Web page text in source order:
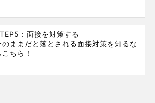
：面接を対策する
のままだと落とされる面接対策を知るな
こちら！